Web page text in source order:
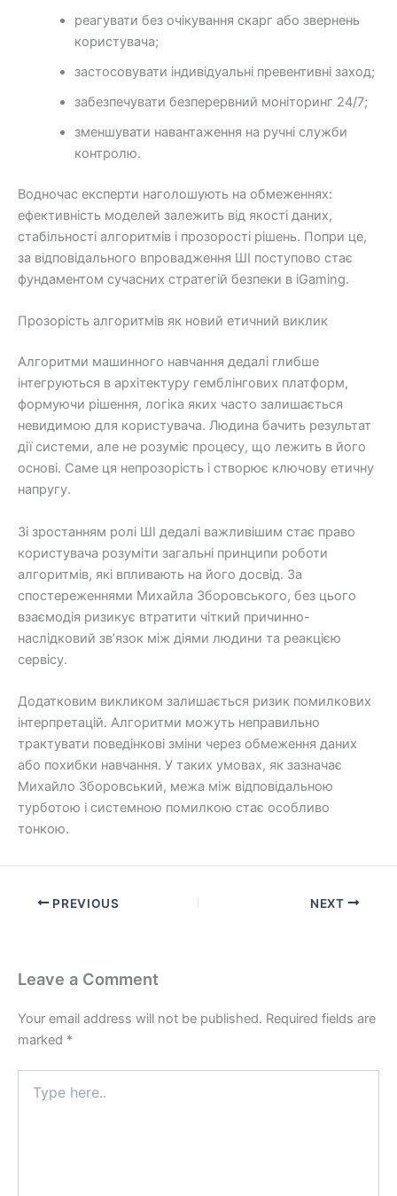
реагувати без очікування скарг або звернень
користувача;
застосовувати індивідуальні превентивні заход;
забезпечувати безперервний моніторинг 24/7;
зменшувати навантаження на ручні служби
контролю.
Водночас експерти наголошують на обмеженнях:
ефективність моделей залежить від якості даних,
стабільності алгоритмів і прозорості рішень. Попри це,
за відповідального впровадження ШІ поступово стає
фундаментом сучасних стратегій безпеки в iGaming.
Прозорість алгоритмів як новий етичний виклик
Алгоритми машинного навчання дедалі глибше
інтегруються в архітектуру гемблінгових платформ,
формуючи рішення, логіка яких часто залишається
невидимою для користувача. Людина бачить результат
дії системи, але не розуміє процесу, що лежить в його
основі. Саме ця непрозорість і створює ключову етичну
напругу.
Зі зростанням ролі ШІ дедалі важливішим стає право
користувача розуміти загальні принципи роботи
алгоритмів, які впливають на його досвід. За
спостереженнями Михайла Зборовського, без цього
взаємодія ризикує втратити чіткий причинно-
наслідковий зв’язок між діями людини та реакцією
сервісу.
Додатковим викликом залишається ризик помилкових
інтерпретацій. Алгоритми можуть неправильно
трактувати поведінкові зміни через обмеження даних
або похибки навчання. У таких умовах, як зазначає
Михайло Зборовський, межа між відповідальною
турботою і системною помилкою стає особливо
тонкою.
PREVIOUS NEXT
Leave a Comment
Your email address will not be published. Required fields are
marked *
here..